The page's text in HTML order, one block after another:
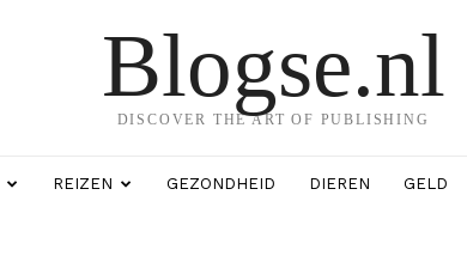
Blogse.nl
DISCOVER THE ART OF PUBLISHING
REIZEN GEZONDHEID DIEREN GELD